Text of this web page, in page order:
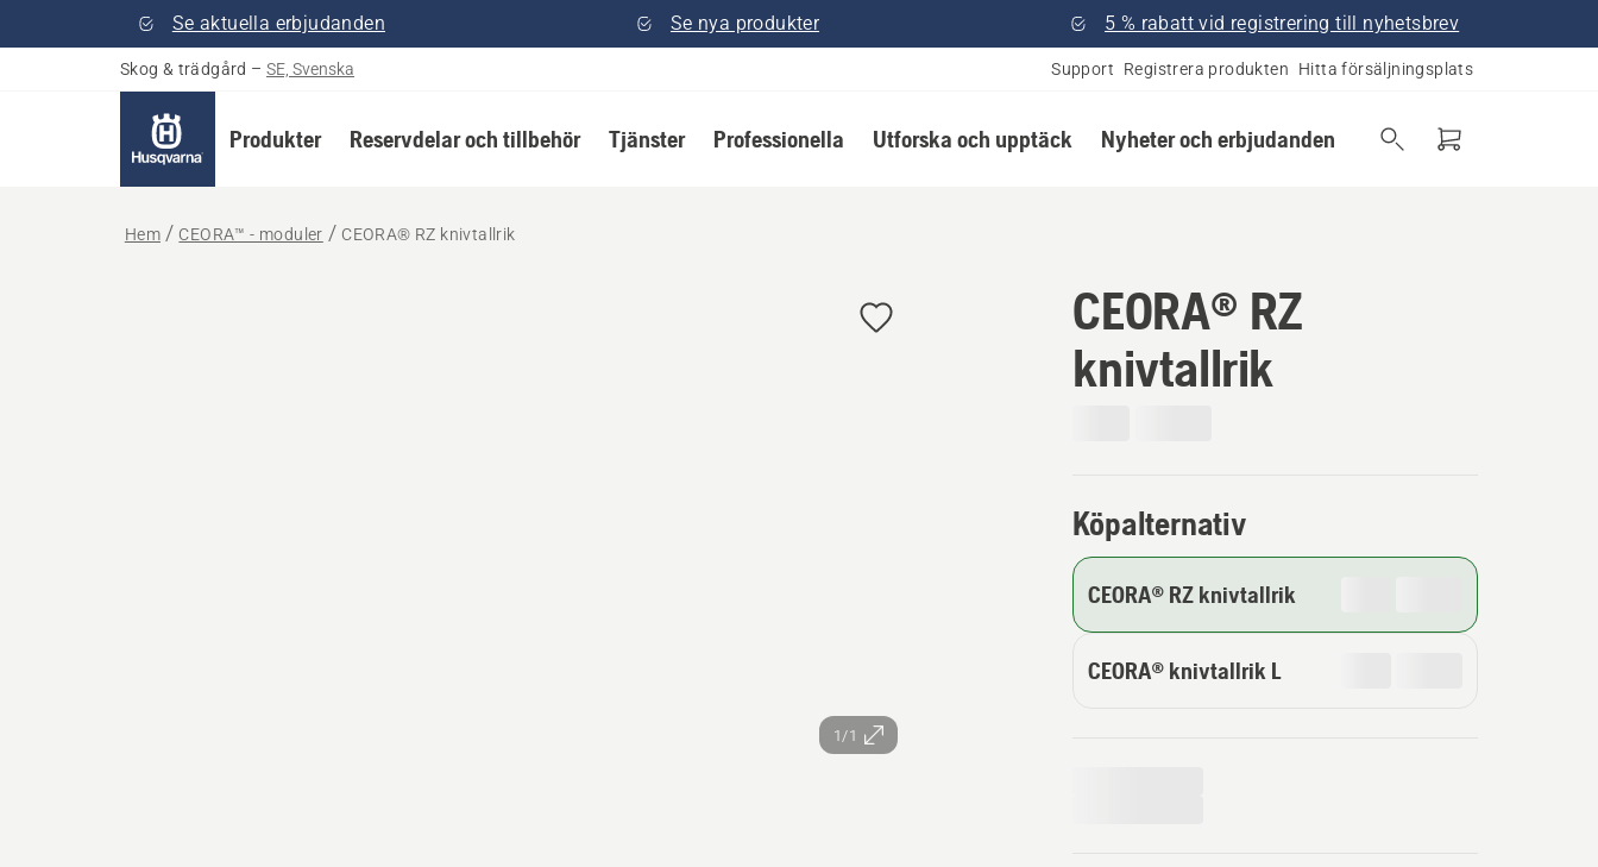
Se aktuella erbjudanden Se nya produkter 5 % rabatt vid registrering till nyhetsbrev
Skog & trädgård – SE, Svenska Support Registrera produkten Hitta försäljningsplats
Produkter Reservdelar och tillbehör Tjänster Professionella Utforska och upptäck Nyheter och erbjudanden
Hem CEORA™ - moduler CEORA® RZ knivtallrik
1/1
CEORA® RZ
knivtallrik
Köpalternativ
CEORA® RZ knivtallrik
CEORA® knivtallrik L